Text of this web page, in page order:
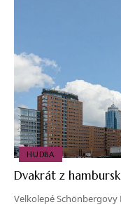
HUDBA
Dvakrát z
Velkolepé Schönbergovy